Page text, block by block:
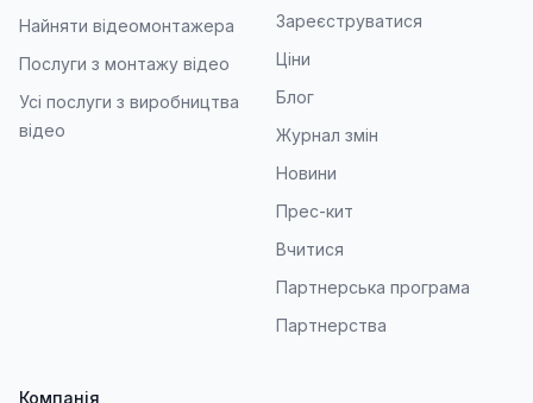
Найняти відеомонтажера
Послуги з монтажу відео
Усі послуги з виробництва
відео
Зареєструватися
Ціни
Блог
Журнал змін
Новини
Прес-кит
Вчитися
Партнерська програма
Партнерства
Компанія